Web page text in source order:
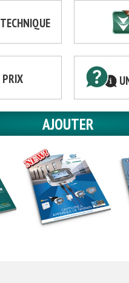
PRIX